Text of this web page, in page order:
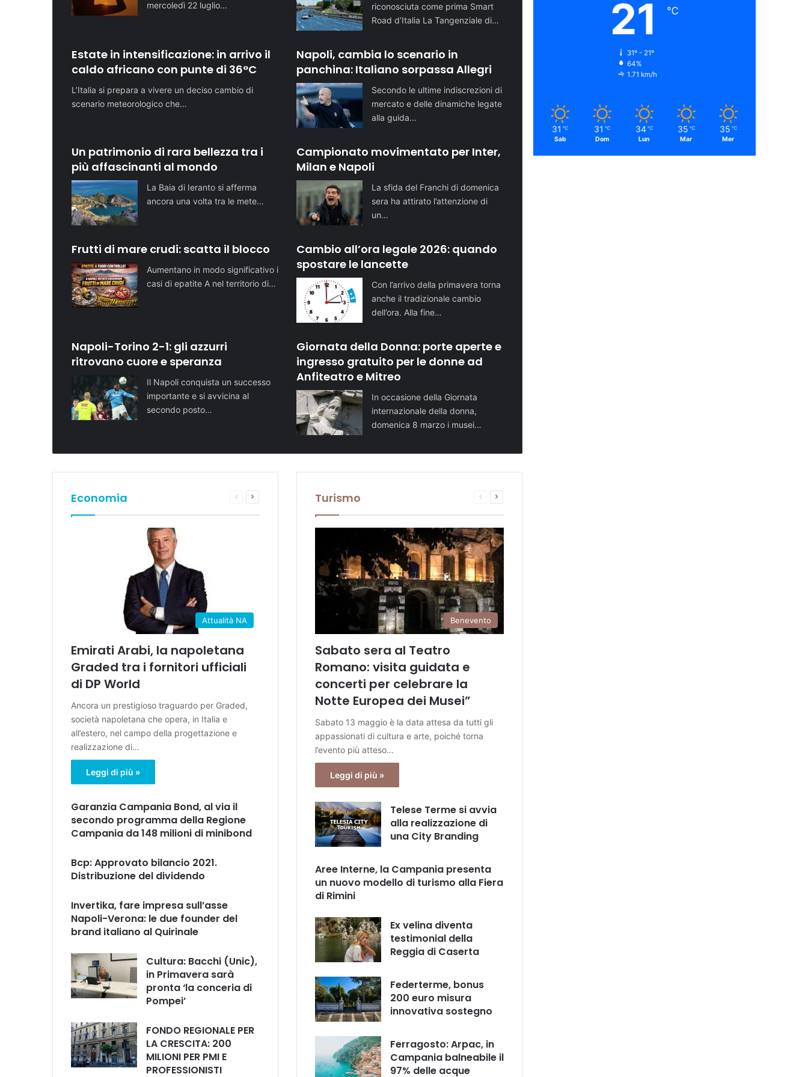
mercoledì 22 luglio…
riconosciuta come prima Smart
Road d’Italia La Tangenziale di…
Estate in intensificazione: in arrivo il
caldo africano con punte di 36°C
L’Italia si prepara a vivere un deciso cambio di
scenario meteorologico che…
Napoli, cambia lo scenario in
panchina: Italiano sorpassa Allegri
Secondo le ultime indiscrezioni di
mercato e delle dinamiche legate
alla guida…
Un patrimonio di rara bellezza tra i
più affascinanti al mondo
La Baia di Ieranto si afferma
ancora una volta tra le mete…
Campionato movimentato per Inter,
Milan e Napoli
La sfida del Franchi di domenica
sera ha attirato l’attenzione di
un…
Frutti di mare crudi: scatta il blocco
Aumentano in modo significativo i
casi di epatite A nel territorio di…
Cambio all’ora legale 2026: quando
spostare le lancette
Con l’arrivo della primavera torna
anche il tradizionale cambio
dell’ora. Alla fine…
Napoli-Torino 2-1: gli azzurri
ritrovano cuore e speranza
Il Napoli conquista un successo
importante e si avvicina al
secondo posto…
Giornata della Donna: porte aperte e
ingresso gratuito per le donne ad
Anfiteatro e Mitreo
In occasione della Giornata
internazionale della donna,
domenica 8 marzo i musei…
Economia
Pagina
Attualità NA
Emirati Arabi, la napoletana
Graded tra i fornitori ufficiali
di DP World
Ancora un prestigioso traguardo per Graded,
società napoletana che opera, in Italia e
all’estero, nel campo della progettazione e
realizzazione di…
Leggi di più »
Garanzia Campania Bond, al via il
secondo programma della Regione
Campania da 148 milioni di minibond
Bcp: Approvato bilancio 2021.
Distribuzione del dividendo
Invertika, fare impresa sull’asse
Napoli-Verona: le due founder del
brand italiano al Quirinale
Cultura: Bacchi (Unic),
in Primavera sarà
pronta ‘la conceria di
Pompei’
FONDO REGIONALE PER
LA CRESCITA: 200
MILIONI PER PMI E
PROFESSIONISTI
Turismo
Pagina
Benevento
Sabato sera al Teatro
Romano: visita guidata e
concerti per celebrare la
Notte Europea dei Musei”
Sabato 13 maggio è la data attesa da tutti gli
appassionati di cultura e arte, poiché torna
l’evento più atteso…
Leggi di più »
Telese Terme si avvia
alla realizzazione di
una City Branding
Aree Interne, la Campania presenta
un nuovo modello di turismo alla Fiera
di Rimini
Ex velina diventa
testimonial della
Reggia di Caserta
Federterme, bonus
200 euro misura
innovativa sostegno
Ferragosto: Arpac, in
Campania balneabile il
97% delle acque
21 ℃
31º - 21º
64%
1.71 km/h
31 ℃
Sab
31 ℃
Dom
34 ℃
Lun
35 ℃
Mar
35 ℃
Mer